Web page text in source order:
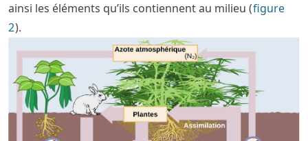
ainsi les éléments qu’ils contiennent au milieu (figure
2).